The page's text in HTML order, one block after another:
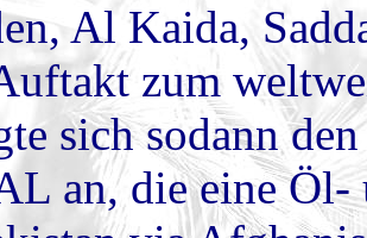
Al Kaida,
zum
sich sodann
an, die eine Öl-